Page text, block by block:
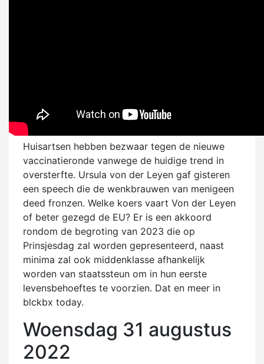
Huisartsen hebben bezwaar tegen de nieuwe
vaccinatieronde vanwege de huidige trend in
oversterfte. Ursula von der Leyen gaf gisteren
een speech die de wenkbrauwen van menigeen
deed fronzen. Welke koers vaart Von der Leyen
of beter gezegd de EU? Er is een akkoord
rondom de begroting van 2023 die op
Prinsjesdag zal worden gepresenteerd, naast
minima zal ook middenklasse afhankelijk
worden van staatssteun om in hun eerste
levensbehoeftes te voorzien. Dat en meer in
blckbx today.
Woensdag 31 augustus
2022